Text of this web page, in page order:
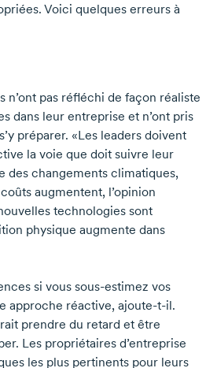
Voici quelques erreurs à
n’ont pas réfléchi de façon réaliste
dans leur entreprise et n’ont pris
préparer. «Les leaders doivent
la voie que doit suivre leur
des changements climatiques,
augmentent, l’opinion
technologies sont
physique augmente dans
si vous sous-estimez vos
approche réactive, ajoute-t-il.
prendre du retard et être
Les propriétaires d’entreprise
les plus pertinents pour leurs